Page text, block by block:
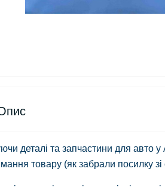
деталі та запчастини для авто
товару (як забрали посилку